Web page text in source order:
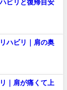
ビリと復帰目安
ハビリ｜肩の奥
｜肩が痛くて上